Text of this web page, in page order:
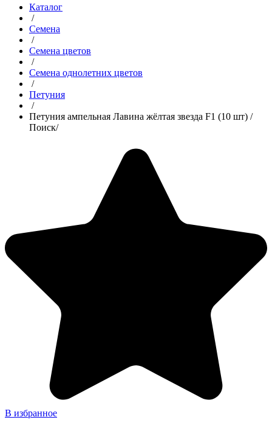
Каталог
/
Семена
/
Семена цветов
/
Семена однолетних цветов
/
Петуния
/
Петуния ампельная Лавина жёлтая звезда F1 (10 шт) /
Поиск/
В избранное